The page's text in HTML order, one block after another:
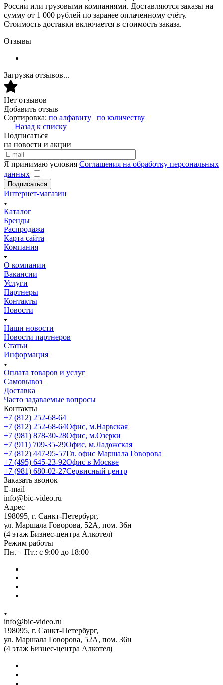
России или грузовыми компаниями. Доставляются заказы на
сумму от 1 000 рублей по заранее оплаченному счёту.
Стоимость доставки включается в стоимость заказа.
Отзывы
Загрузка отзывов...
Нет отзывов
Добавить отзыв
Сортировка: по алфавиту | по количеству
Назад к списку
Подписаться
на новости и акции
Я принимаю условия Соглашения на обработку персональных
данных
Подписаться
Интернет-магазин
Каталог
Бренды
Распродажа
Карта сайта
Компания
О компании
Вакансии
Услуги
Партнеры
Контакты
Новости
Наши новости
Новости партнеров
Статьи
Информация
Оплата товаров и услуг
Самовывоз
Доставка
Часто задаваемые вопросы
Контакты
+7 (812) 252-68-64
+7 (812) 252-68-64Офис, м.Нарвская
+7 (981) 878-30-28Офис, м.Озерки
+7 (911) 709-35-29Офис, м.Ладожская
+7 (812) 447-95-57Гл. офис Маршала Говорова
+7 (495) 645-23-92Офис в Москве
+7 (981) 680-02-27Сервисный центр
Заказать звонок
E-mail
info@bic-video.ru
Адрес
198095, г. Санкт-Петербург,
ул. Маршала Говорова, 52А, пом. 36н
(4 этаж Бизнес-центра Алкотел)
Режим работы
Пн. – Пт.: с 9:00 до 18:00
info@bic-video.ru
198095, г. Санкт-Петербург,
ул. Маршала Говорова, 52А, пом. 36н
(4 этаж Бизнес-центра Алкотел)